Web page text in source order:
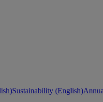
Sustainability (English)